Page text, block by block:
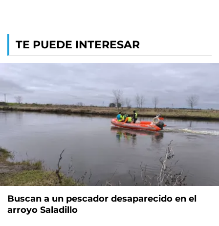
TE PUEDE INTERESAR
Buscan a un pescador desaparecido en el
arroyo Saladillo